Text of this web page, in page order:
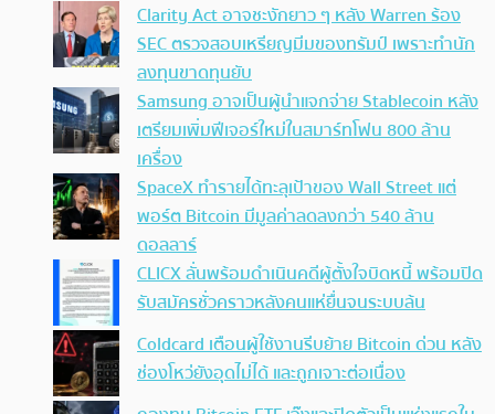
Clarity Act อาจชะงักยาว ๆ หลัง Warren ร้อง
SEC ตรวจสอบเหรียญมีมของทรัมป์ เพราะทำนัก
ลงทุนขาดทุนยับ
Samsung อาจเป็นผู้นำแจกจ่าย Stablecoin หลัง
เตรียมเพิ่มฟีเจอร์ใหม่ในสมาร์ทโฟน 800 ล้าน
เครื่อง
SpaceX ทำรายได้ทะลุเป้าของ Wall Street แต่
พอร์ต Bitcoin มีมูลค่าลดลงกว่า 540 ล้าน
ดอลลาร์
CLICX ลั่นพร้อมดำเนินคดีผู้ตั้งใจบิดหนี้ พร้อมปิด
รับสมัครชั่วคราวหลังคนแห่ยื่นจนระบบล้น
Coldcard เตือนผู้ใช้งานรีบย้าย Bitcoin ด่วน หลัง
ช่องโหว่ยังอุดไม่ได้ และถูกเจาะต่อเนื่อง